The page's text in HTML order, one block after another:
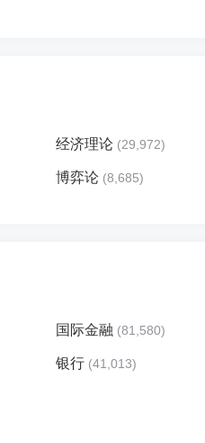
经济理论 (29,972)
博弈论 (8,685)
国际金融 (81,580)
银行 (41,013)